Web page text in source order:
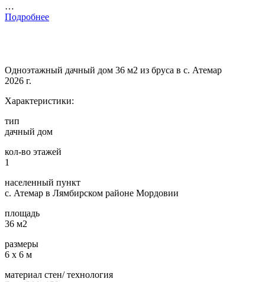
…
Подробнее
Одноэтажный дачный дом 36 м2 из бруса в с. Атемар
2026 г.
Характеристики:
тип
дачный дом
кол-во этажей
1
населенный пункт
с. Атемар в Лямбирском районе Мордовии
площадь
36 м2
размеры
6 х 6 м
материал стен/ технология